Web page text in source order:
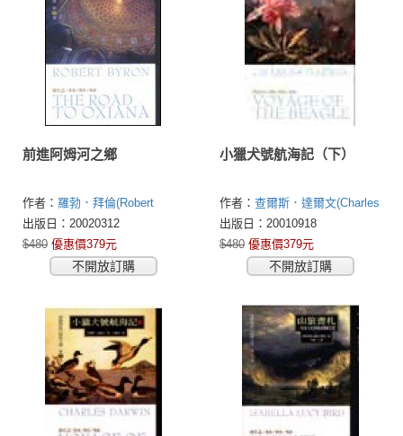
前進阿姆河之鄉
作者： 羅勃．拜倫(Robert
Byron)
出版日：20020312
$480 優惠價379元
不開放訂購
小獵犬號航海記（下）
作者： 查爾斯．達爾文(Charles
Darwin)
出版日：20010918
$480 優惠價379元
不開放訂購